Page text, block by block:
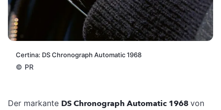
Certina: DS Chronograph Automatic 1968
© PR
Der markante DS Chronograph Automatic 1968 von